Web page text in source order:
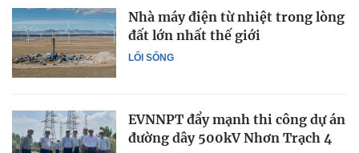
LỐI SỐNG
Nhà máy điện từ nhiệt trong lòng
đất lớn nhất thế giới
EVNNPT đẩy mạnh thi công dự án
đường dây 500kV Nhơn Trạch 4